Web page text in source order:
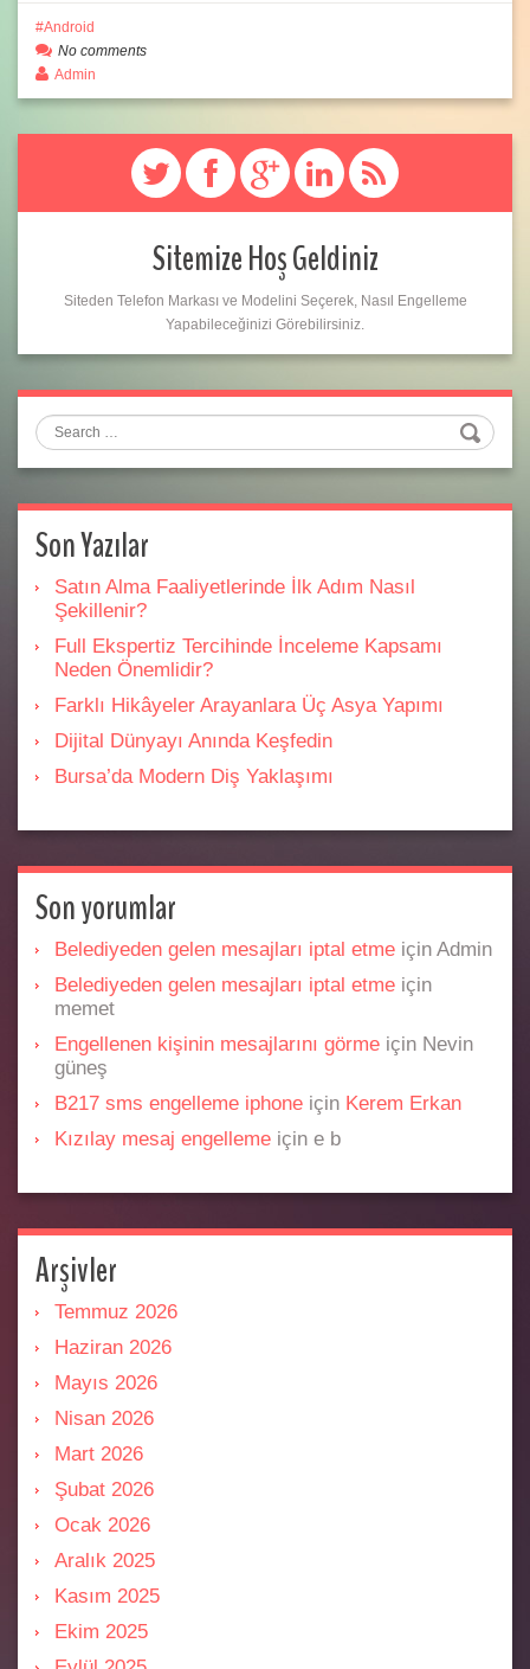
Android
No comments
Admin
Sitemize Hoş Geldiniz
Siteden Telefon Markası ve Modelini Seçerek, Nasıl Engelleme
Yapabileceğinizi Görebilirsiniz.
Search
Son Yazılar
Satın Alma Faaliyetlerinde İlk Adım Nasıl
Şekillenir?
Full Ekspertiz Tercihinde İnceleme Kapsamı
Neden Önemlidir?
Farklı Hikâyeler Arayanlara Üç Asya Yapımı
Dijital Dünyayı Anında Keşfedin
Bursa’da Modern Diş Yaklaşımı
Son yorumlar
Belediyeden gelen mesajları iptal etme için Admin
Belediyeden gelen mesajları iptal etme için
memet
Engellenen kişinin mesajlarını görme için Nevin
güneş
B217 sms engelleme iphone için Kerem Erkan
Kızılay mesaj engelleme için e b
Arşivler
Temmuz 2026
Haziran 2026
Mayıs 2026
Nisan 2026
Mart 2026
Şubat 2026
Ocak 2026
Aralık 2025
Kasım 2025
Ekim 2025